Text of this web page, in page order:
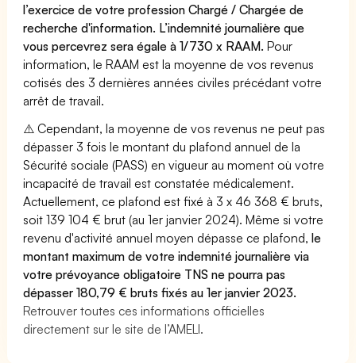
l’exercice de votre profession Chargé / Chargée de
recherche d'information. L’indemnité journalière que
vous percevrez sera égale à 1/730 x RAAM. Pour
information, le RAAM est la moyenne de vos revenus
cotisés des 3 dernières années civiles précédant votre
arrêt de travail.
⚠️ Cependant, la moyenne de vos revenus ne peut pas
dépasser 3 fois le montant du plafond annuel de la
Sécurité sociale (PASS) en vigueur au moment où votre
incapacité de travail est constatée médicalement.
Actuellement, ce plafond est fixé à 3 x 46 368 € bruts,
soit 139 104 € brut (au 1er janvier 2024). Même si votre
revenu d'activité annuel moyen dépasse ce plafond,le
montant maximum de votre indemnité journalière via
votre prévoyance obligatoire TNS ne pourra pas
dépasser 180,79 € bruts fixés au 1er janvier 2023.
Retrouver toutes ces informations officielles
directement sur le site de l’AMELI.